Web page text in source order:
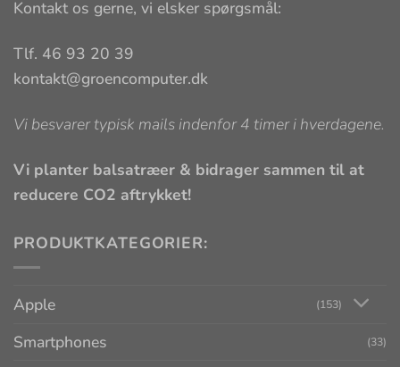
Kontakt os gerne, vi elsker spørgsmål:
Tlf. 46 93 20 39
kontakt@groencomputer.dk
Vi besvarer typisk mails indenfor 4 timer i hverdagene.
Vi planter balsatræer & bidrager sammen til at
reducere CO2 aftrykket!
PRODUKTKATEGORIER:
Apple (153)
Smartphones (33)